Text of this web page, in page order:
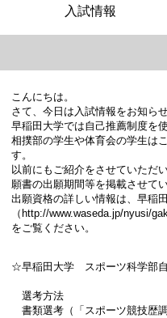
入試情報
こんにちは。
さて、今日は入試情報をお知らせ
早稲田大学では自己推薦制度を
相撲部の学生や体育会の学生は
す。
以前にもご紹介をさせていただ
願書の出願期間等を掲載させて
出願資格の詳しい情報は、早稲
（http://www.waseda.jp/nyusi/
をご覧ください。
☆早稲田大学 スポーツ科学部
選考方法
書類選考（「スポーツ競技歴調